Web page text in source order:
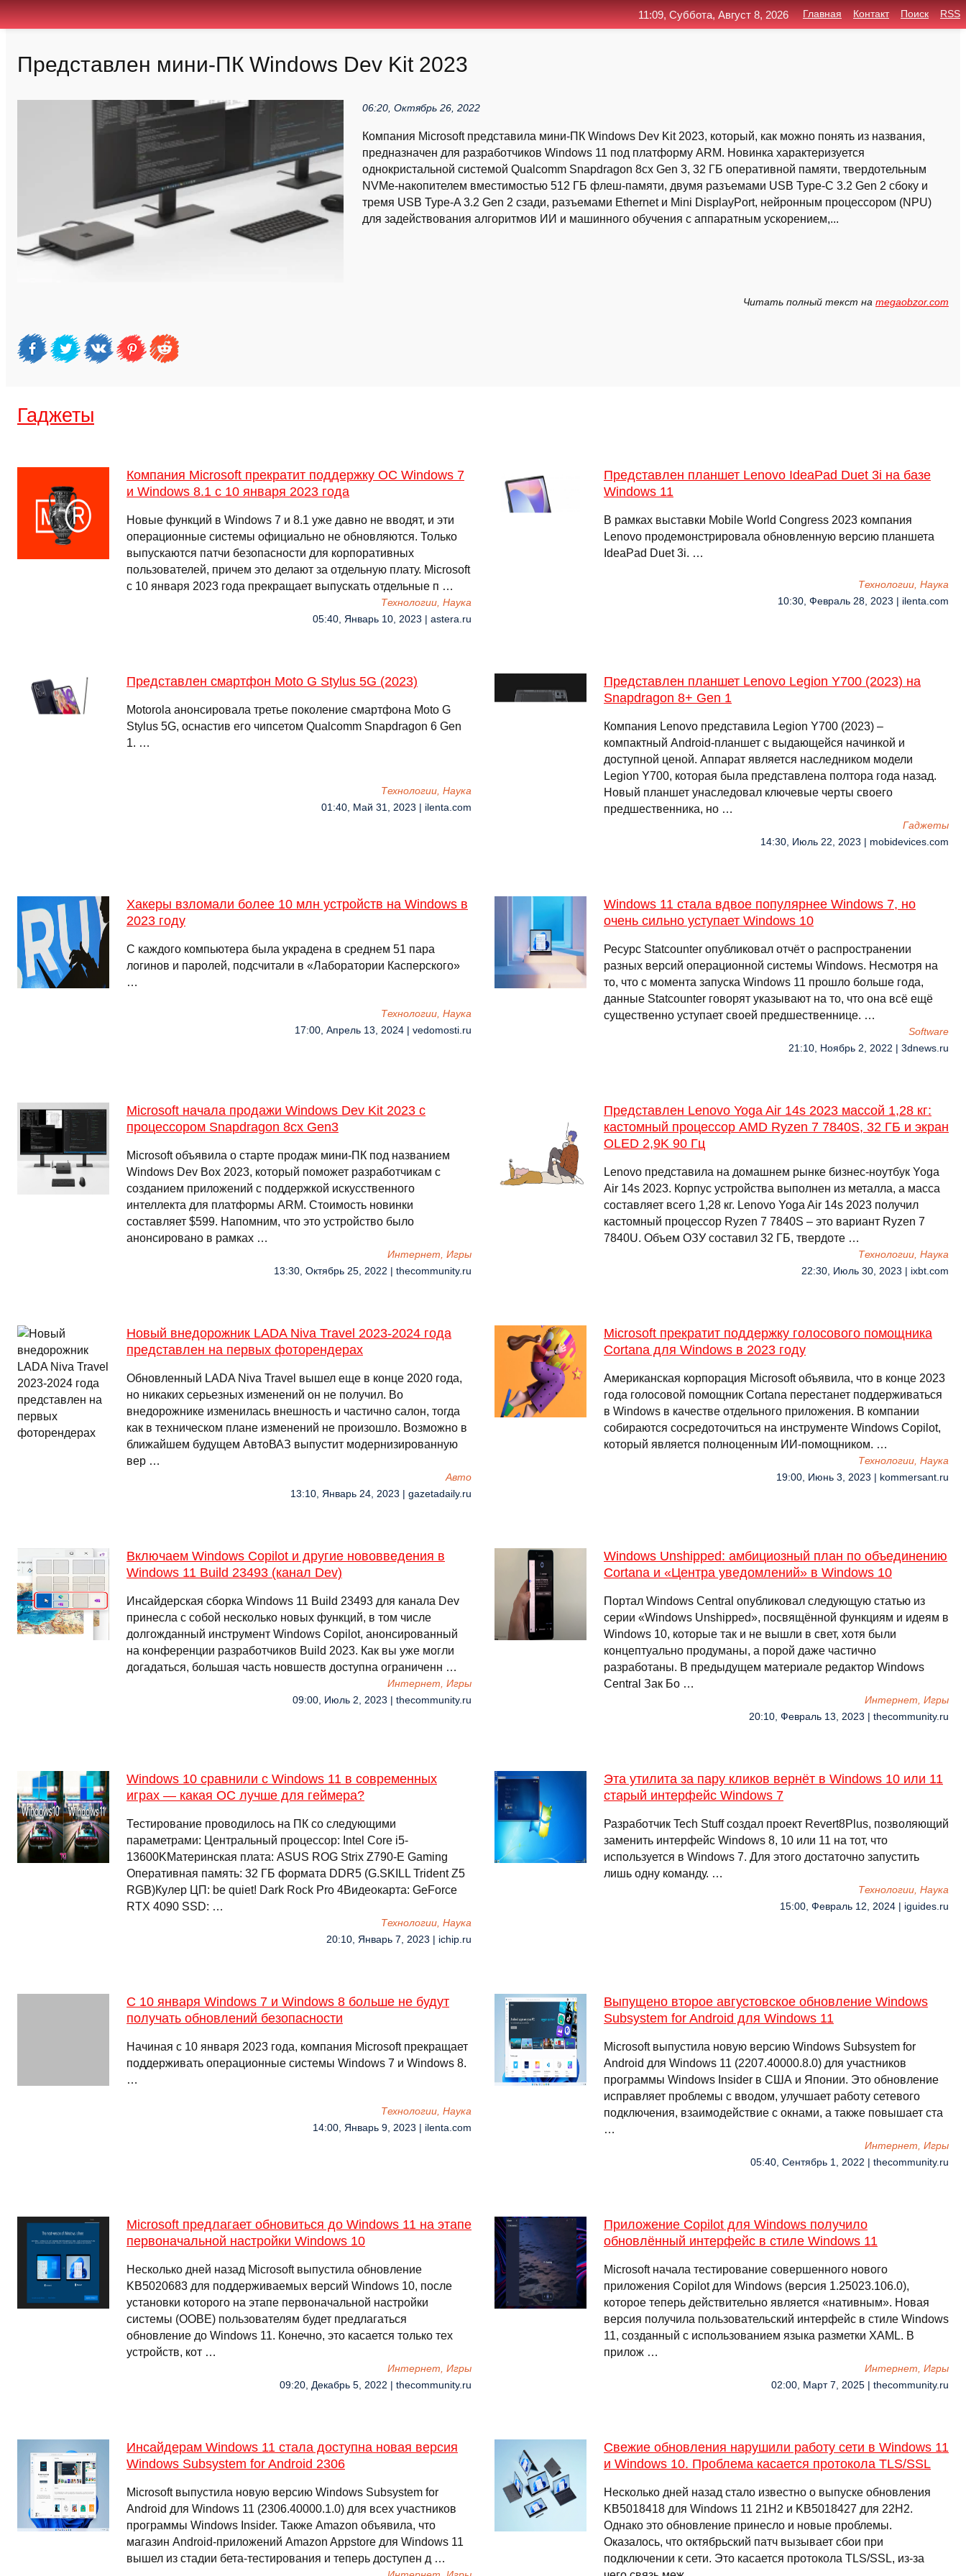
Представлен мини-ПК Windows Dev Kit 2023
06:20, Октябрь 26, 2022
Компания Microsoft представила мини-ПК Windows Dev Kit 2023, который, как можно понять из названия,
предназначен для разработчиков Windows 11 под платформу ARM. Новинка характеризуется
однокристальной системой Qualcomm Snapdragon 8cx Gen 3, 32 ГБ оперативной памяти, твердотельным
NVMe-накопителем вместимостью 512 ГБ флеш-памяти, двумя разъемами USB Type-C 3.2 Gen 2 сбоку и
тремя USB Type-A 3.2 Gen 2 сзади, разъемами Ethernet и Mini DisplayPort, нейронным процессором (NPU)
для задействования алгоритмов ИИ и машинного обучения с аппаратным ускорением,...
Читать полный текст на megaobzor.com
Гаджеты
Компания Microsoft прекратит поддержку ОС Windows 7
и Windows 8.1 с 10 января 2023 года
Новые функций в Windows 7 и 8.1 уже давно не вводят, и эти
операционные системы официально не обновляются. Только
выпускаются патчи безопасности для корпоративных
пользователей, причем это делают за отдельную плату. Microsoft
с 10 января 2023 года прекращает выпускать отдельные п …
Технологии, Наука
05:40, Январь 10, 2023 | astera.ru
Представлен планшет Lenovo IdeaPad Duet 3i на базе
Windows 11
В рамках выставки Mobile World Congress 2023 компания
Lenovo продемонстрировала обновленную версию планшета
IdeaPad Duet 3i. …
Технологии, Наука
10:30, Февраль 28, 2023 | ilenta.com
Представлен смартфон Moto G Stylus 5G (2023)
Motorola анонсировала третье поколение смартфона Moto G
Stylus 5G, оснастив его чипсетом Qualcomm Snapdragon 6 Gen
1. …
Технологии, Наука
01:40, Май 31, 2023 | ilenta.com
Представлен планшет Lenovo Legion Y700 (2023) на
Snapdragon 8+ Gen 1
Компания Lenovo представила Legion Y700 (2023) –
компактный Android-планшет с выдающейся начинкой и
доступной ценой. Аппарат является наследником модели
Legion Y700, которая была представлена полтора года назад.
Новый планшет унаследовал ключевые черты своего
предшественника, но …
Гаджеты
14:30, Июль 22, 2023 | mobidevices.com
Хакеры взломали более 10 млн устройств на Windows в
2023 году
С каждого компьютера была украдена в среднем 51 пара
логинов и паролей, подсчитали в «Лаборатории Касперского»
…
Технологии, Наука
17:00, Апрель 13, 2024 | vedomosti.ru
Windows 11 стала вдвое популярнее Windows 7, но
очень сильно уступает Windows 10
Ресурс Statcounter опубликовал отчёт о распространении
разных версий операционной системы Windows. Несмотря на
то, что с момента запуска Windows 11 прошло больше года,
данные Statcounter говорят указывают на то, что она всё ещё
существенно уступает своей предшественнице. …
Software
21:10, Ноябрь 2, 2022 | 3dnews.ru
Microsoft начала продажи Windows Dev Kit 2023 с
процессором Snapdragon 8cx Gen3
Microsoft объявила о старте продаж мини-ПК под названием
Windows Dev Box 2023, который поможет разработчикам с
созданием приложений с поддержкой искусственного
интеллекта для платформы ARM. Стоимость новинки
составляет $599. Напомним, что это устройство было
анонсировано в рамках …
Интернет, Игры
13:30, Октябрь 25, 2022 | thecommunity.ru
Представлен Lenovo Yoga Air 14s 2023 массой 1,28 кг:
кастомный процессор AMD Ryzen 7 7840S, 32 ГБ и экран
OLED 2,9K 90 Гц
Lenovo представила на домашнем рынке бизнес-ноутбук Yoga
Air 14s 2023. Корпус устройства выполнен из металла, а масса
составляет всего 1,28 кг. Lenovo Yoga Air 14s 2023 получил
кастомный процессор Ryzen 7 7840S – это вариант Ryzen 7
7840U. Объем ОЗУ составил 32 ГБ, твердоте …
Технологии, Наука
22:30, Июль 30, 2023 | ixbt.com
Новый внедорожник LADA Niva Travel 2023-2024 года
представлен на первых фоторендерах
Обновленный LADA Niva Travel вышел еще в конце 2020 года,
но никаких серьезных изменений он не получил. Во
внедорожнике изменилась внешность и частично салон, тогда
как в техническом плане изменений не произошло. Возможно в
ближайшем будущем АвтоВАЗ выпустит модернизированную
вер …
Авто
13:10, Январь 24, 2023 | gazetadaily.ru
Microsoft прекратит поддержку голосового помощника
Cortana для Windows в 2023 году
Американская корпорация Microsoft объявила, что в конце 2023
года голосовой помощник Cortana перестанет поддерживаться
в Windows в качестве отдельного приложения. В компании
собираются сосредоточиться на инструменте Windows Copilot,
который является полноценным ИИ-помощником. …
Технологии, Наука
19:00, Июнь 3, 2023 | kommersant.ru
Включаем Windows Copilot и другие нововведения в
Windows 11 Build 23493 (канал Dev)
Инсайдерская сборка Windows 11 Build 23493 для канала Dev
принесла с собой несколько новых функций, в том числе
долгожданный инструмент Windows Copilot, анонсированный
на конференции разработчиков Build 2023. Как вы уже могли
догадаться, большая часть новшеств доступна ограниченн …
Интернет, Игры
09:00, Июль 2, 2023 | thecommunity.ru
Windows Unshipped: амбициозный план по объединению
Cortana и «Центра уведомлений» в Windows 10
Портал Windows Central опубликовал следующую статью из
серии «Windows Unshipped», посвящённой функциям и идеям в
Windows 10, которые так и не вышли в свет, хотя были
концептуально продуманы, а порой даже частично
разработаны. В предыдущем материале редактор Windows
Central Зак Бо …
Интернет, Игры
20:10, Февраль 13, 2023 | thecommunity.ru
Windows 10 сравнили с Windows 11 в современных
играх — какая ОС лучше для геймера?
Тестирование проводилось на ПК со следующими
параметрами: Центральный процессор: Intel Core i5-
13600KМатеринская плата: ASUS ROG Strix Z790-E Gaming
Оперативная память: 32 ГБ формата DDR5 (G.SKILL Trident Z5
RGB)Кулер ЦП: be quiet! Dark Rock Pro 4Видеокарта: GeForce
RTX 4090 SSD: …
Технологии, Наука
20:10, Январь 7, 2023 | ichip.ru
Эта утилита за пару кликов вернёт в Windows 10 или 11
старый интерфейс Windows 7
Разработчик Tech Stuff создал проект Revert8Plus, позволяющий
заменить интерфейс Windows 8, 10 или 11 на тот, что
используется в Windows 7. Для этого достаточно запустить
лишь одну команду. …
Технологии, Наука
15:00, Февраль 12, 2024 | iguides.ru
С 10 января Windows 7 и Windows 8 больше не будут
получать обновлений безопасности
Начиная с 10 января 2023 года, компания Microsoft прекращает
поддерживать операционные системы Windows 7 и Windows 8.
…
Технологии, Наука
14:00, Январь 9, 2023 | ilenta.com
Выпущено второе августовское обновление Windows
Subsystem for Android для Windows 11
Microsoft выпустила новую версию Windows Subsystem for
Android для Windows 11 (2207.40000.8.0) для участников
программы Windows Insider в США и Японии. Это обновление
исправляет проблемы с вводом, улучшает работу сетевого
подключения, взаимодействие с окнами, а также повышает ста
…
Интернет, Игры
05:40, Сентябрь 1, 2022 | thecommunity.ru
Microsoft предлагает обновиться до Windows 11 на этапе
первоначальной настройки Windows 10
Несколько дней назад Microsoft выпустила обновление
KB5020683 для поддерживаемых версий Windows 10, после
установки которого на этапе первоначальной настройки
системы (OOBE) пользователям будет предлагаться
обновление до Windows 11. Конечно, это касается только тех
устройств, кот …
Интернет, Игры
09:20, Декабрь 5, 2022 | thecommunity.ru
Приложение Copilot для Windows получило
обновлённый интерфейс в стиле Windows 11
Microsoft начала тестирование совершенного нового
приложения Copilot для Windows (версия 1.25023.106.0),
которое теперь действительно является «нативным». Новая
версия получила пользовательский интерфейс в стиле Windows
11, созданный с использованием языка разметки XAML. В
прилож …
Интернет, Игры
02:00, Март 7, 2025 | thecommunity.ru
Инсайдерам Windows 11 стала доступна новая версия
Windows Subsystem for Android 2306
Microsoft выпустила новую версию Windows Subsystem for
Android для Windows 11 (2306.40000.1.0) для всех участников
программы Windows Insider. Также Amazon объявила, что
магазин Android-приложений Amazon Appstore для Windows 11
вышел из стадии бета-тестирования и теперь доступен д …
Свежие обновления нарушили работу сети в Windows 11
и Windows 10. Проблема касается протокола TLS/SSL
Несколько дней назад стало известно о выпуске обновления
KB5018418 для Windows 11 21H2 и KB5018427 для 22H2.
Однако это обновление принесло и новые проблемы.
Оказалось, что октябрьский патч вызывает сбои при
подключении к сети. Это касается протокола TLS/SSL, из-за
11:09, Суббота, Август 8, 2026 Главная Контакт Поиск RSS